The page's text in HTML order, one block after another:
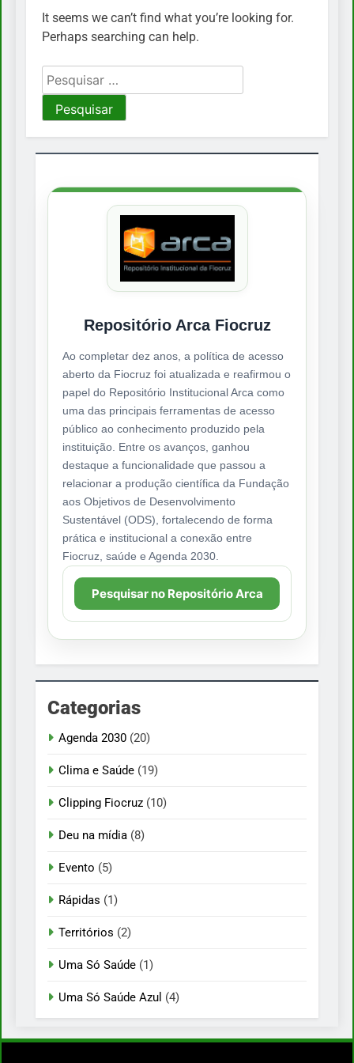
It seems we can’t find what you’re looking for.
Perhaps searching can help.
Pesquisar
por:
Repositório Arca Fiocruz
Ao completar dez anos, a política de acesso
aberto da Fiocruz foi atualizada e reafirmou o
papel do Repositório Institucional Arca como
uma das principais ferramentas de acesso
público ao conhecimento produzido pela
instituição. Entre os avanços, ganhou
destaque a funcionalidade que passou a
relacionar a produção científica da Fundação
aos Objetivos de Desenvolvimento
Sustentável (ODS), fortalecendo de forma
prática e institucional a conexão entre
Fiocruz, saúde e Agenda 2030.
Pesquisar no Repositório Arca
Categorias
Agenda 2030 (20)
Clima e Saúde (19)
Clipping Fiocruz (10)
Deu na mídia (8)
Evento (5)
Rápidas (1)
Territórios (2)
Uma Só Saúde (1)
Uma Só Saúde Azul (4)